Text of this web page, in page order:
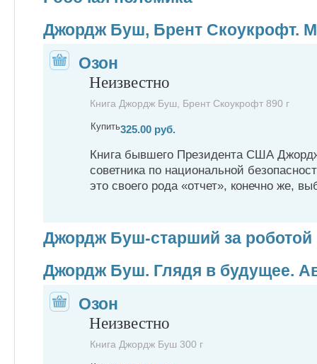
Джордж Буш, Брент Скоукрофт.
Озон
Неизвестно
Книга Джордж Буш, Брент Скоукрофт 890 г
Купить325.00 руб.
Книга бывшего Президента США
советника по национальной
это своего рода «отчет», конечно же,
Джордж Буш-старший за роботой
Джордж Буш. Глядя в будущее.
Озон
Неизвестно
Книга Джордж Буш 300 г